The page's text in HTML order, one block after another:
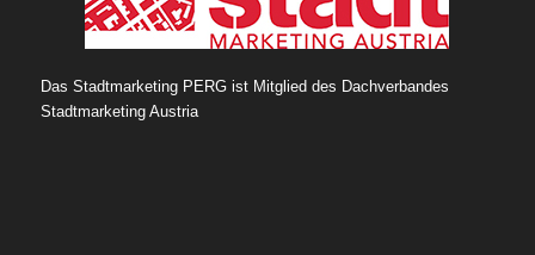
Das Stadtmarketing PERG ist Mitglied des Dachverbandes
Stadtmarketing Austria